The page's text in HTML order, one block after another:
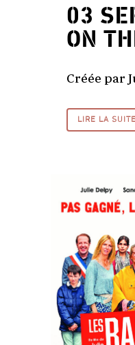
03
ON
Créée par
LIRE LA SUITE